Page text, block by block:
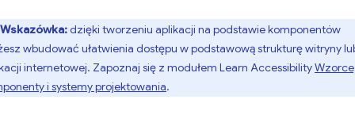
Wskazówka:dzięki tworzeniu aplikacji na podstawie komponentów
wbudować ułatwienia dostępu w podstawową strukturę witryny
internetowej. Zapoznaj się z modułem Learn Accessibility
i systemy projektowania.